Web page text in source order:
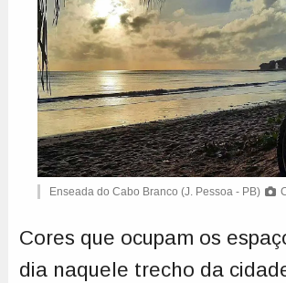
Enseada do Cabo Branco (J. Pessoa - PB)
Cores que ocupam os
dia naquele trecho da